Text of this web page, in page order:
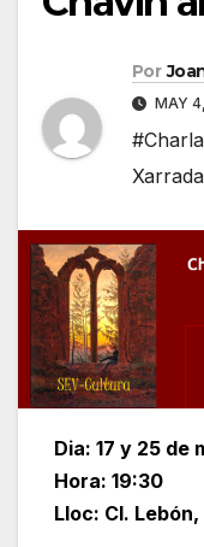
Por
MAY
Dia: 17 y 25 de
Hora: 19:30
Lloc: Cl.